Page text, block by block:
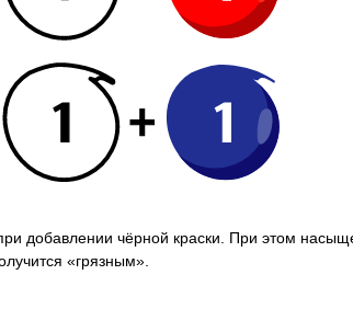
добавлении чёрной краски. При этом
«грязным».